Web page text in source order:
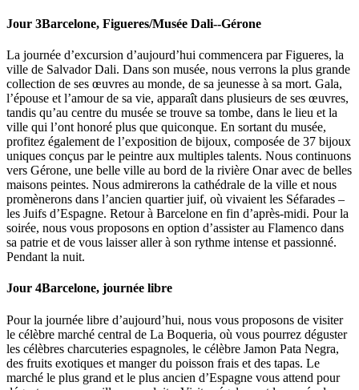
Jour 3Barcelone, ​​Figueres/Musée Dali--Gérone
La journée d’excursion d’aujourd’hui commencera par Figueres, la
ville de Salvador Dali. Dans son musée, nous verrons la plus grande
collection de ses œuvres au monde, de sa jeunesse à sa mort. Gala,
l’épouse et l’amour de sa vie, apparaît dans plusieurs de ses œuvres,
tandis qu’au centre du musée se trouve sa tombe, dans le lieu et la
ville qui l’ont honoré plus que quiconque. En sortant du musée,
profitez également de l’exposition de bijoux, composée de 37 bijoux
uniques conçus par le peintre aux multiples talents. Nous continuons
vers Gérone, une belle ville au bord de la rivière Onar avec de belles
maisons peintes. Nous admirerons la cathédrale de la ville et nous
promènerons dans l’ancien quartier juif, où vivaient les Séfarades –
les Juifs d’Espagne. Retour à Barcelone en fin d’après-midi. Pour la
soirée, nous vous proposons en option d’assister au Flamenco dans
sa patrie et de vous laisser aller à son rythme intense et passionné.
Pendant la nuit.
Jour 4Barcelone, journée libre
Pour la journée libre d’aujourd’hui, nous vous proposons de visiter
le célèbre marché central de La Boqueria, où vous pourrez déguster
les célèbres charcuteries espagnoles, le célèbre Jamon Pata Negra,
des fruits exotiques et manger du poisson frais et des tapas. Le
marché le plus grand et le plus ancien d’Espagne vous attend pour